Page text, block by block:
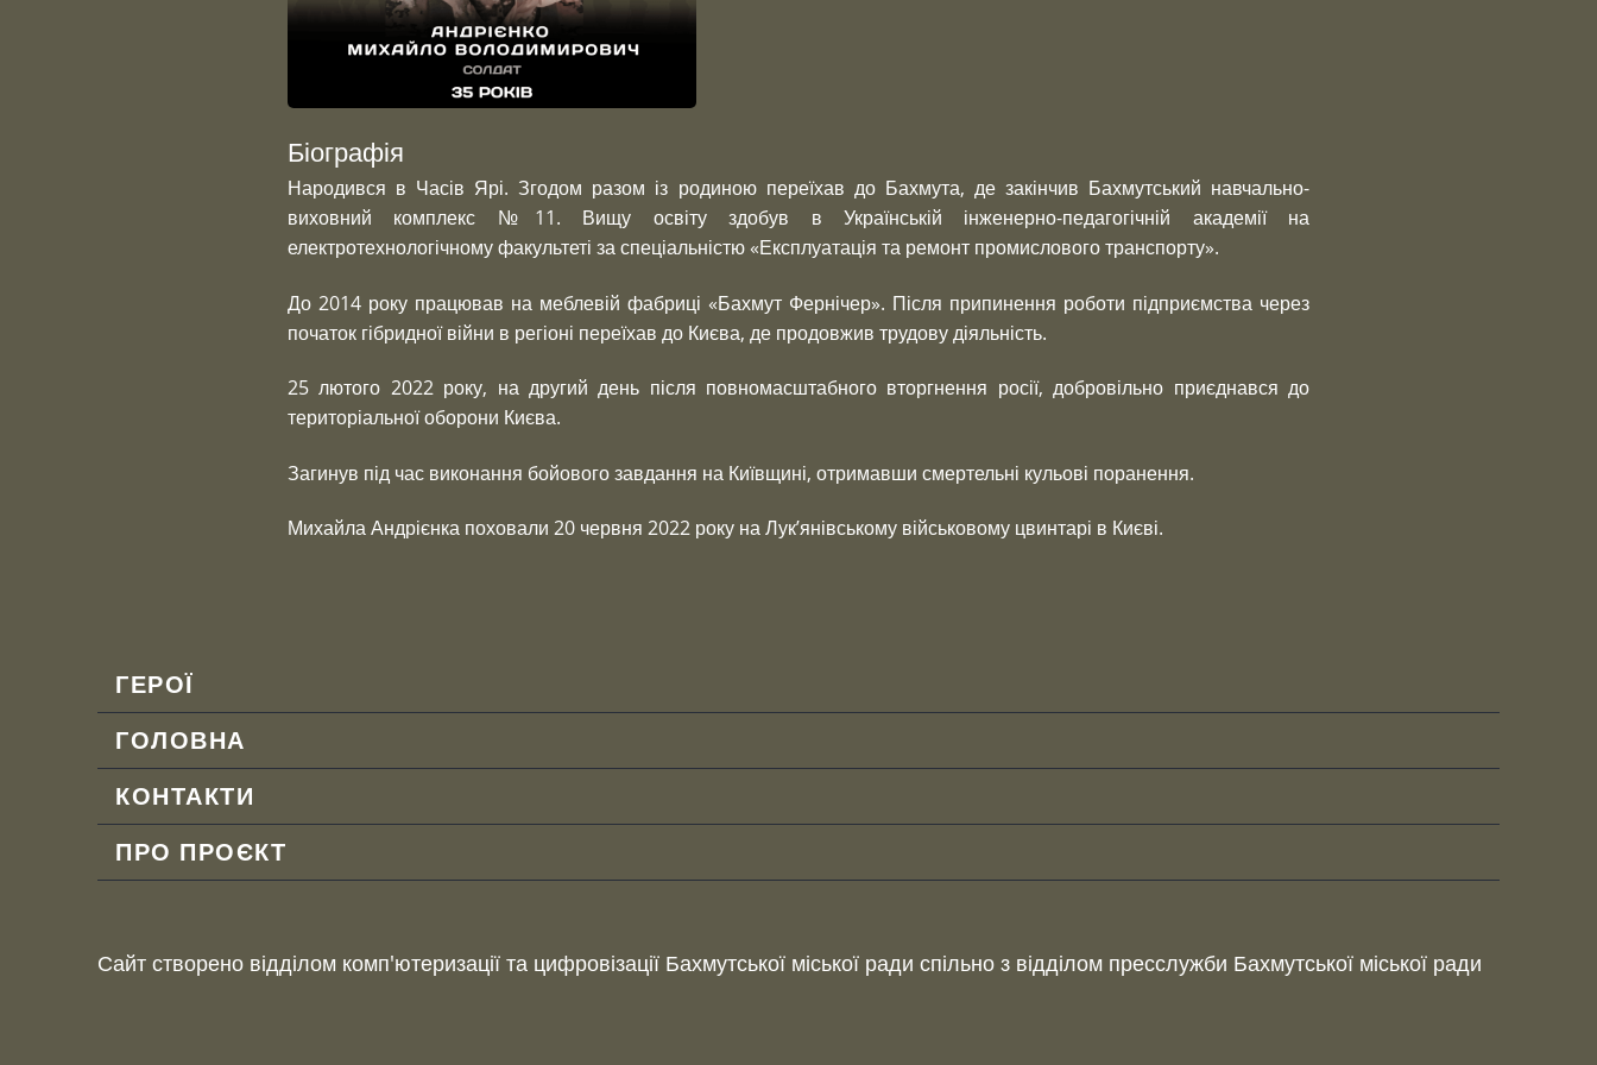
Біографія
Народився в Часів Ярі. Згодом разом із родиною переїхав до Бахмута, де закінчив Бахмутський навчально-
виховний комплекс №11. Вищу освіту здобув в Українській інженерно-педагогічній академії на
електротехнологічному факультеті за спеціальністю «Експлуатація та ремонт промислового транспорту».
До 2014 року працював на меблевій фабриці «Бахмут Фернічер». Після припинення роботи підприємства через
початок гібридної війни в регіоні переїхав до Києва, де продовжив трудову діяльність.
25 лютого 2022 року, на другий день після повномасштабного вторгнення росії, добровільно приєднався до
територіальної оборони Києва.
Загинув під час виконання бойового завдання на Київщині, отримавши смертельні кульові поранення.
Михайла Андрієнка поховали 20 червня 2022 року на Лук’янівському військовому цвинтарі в Києві.
Footer
menu
ГЕРОЇ
ГОЛОВНА
КОНТАКТИ
ПРО ПРОЄКТ
Сайт створено відділом комп'ютеризації та цифровізації Бахмутської міської ради спільно з відділом пресслужби Бахмутської міської ради